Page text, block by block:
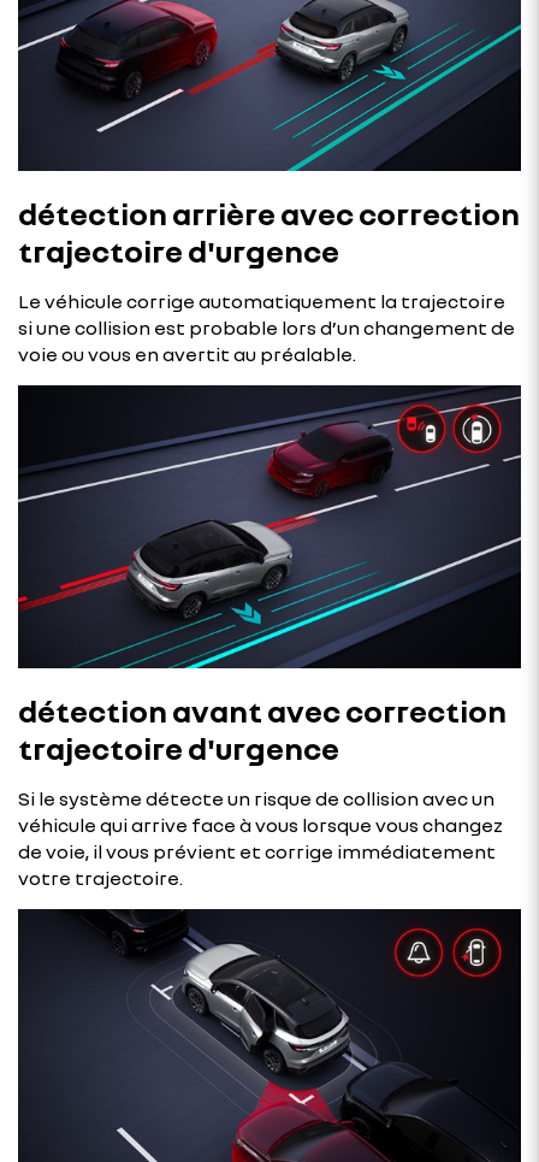
détection arrière avec correction
trajectoire d'urgence
Le véhicule corrige automatiquement la trajectoire
si une collision est probable lors d’un changement de
voie ou vous en avertit au préalable.
détection avant avec correction
trajectoire d'urgence
Si le système détecte un risque de collision avec un
véhicule qui arrive face à vous lorsque vous changez
de voie, il vous prévient et corrige immédiatement
votre trajectoire.